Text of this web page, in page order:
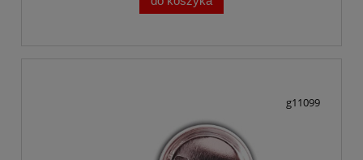
g11099